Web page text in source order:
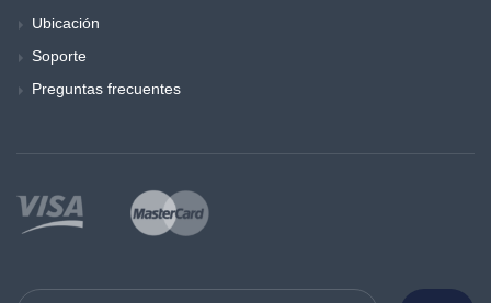
Ubicación
Soporte
Preguntas frecuentes